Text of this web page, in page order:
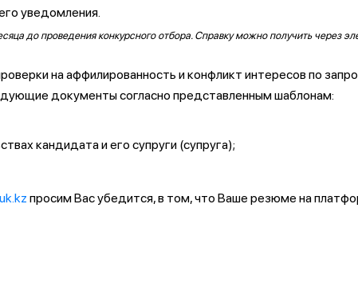
уведомления.
до проведения конкурсного отбора. Справку можно получить через
на аффилированность и конфликт интересов по
документы согласно представленным шаблонам:
кандидата и его супруги (супруга);
просим Вас убедится, в том, что Ваше резюме на